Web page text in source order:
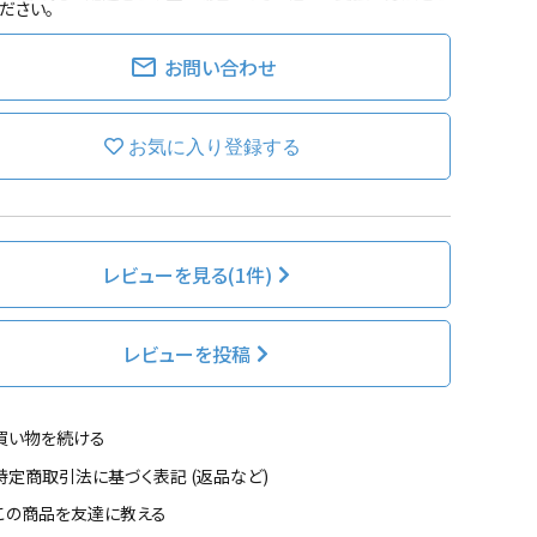
さい。
mail_outline お問い合わせ
レビューを見る(1件)
レビューを投稿
い物を続ける
定商取引法に基づく表記 (返品など)
の商品を友達に教える